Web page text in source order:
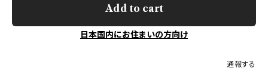
Add to cart
日本国内にお住まいの方向け
通報する